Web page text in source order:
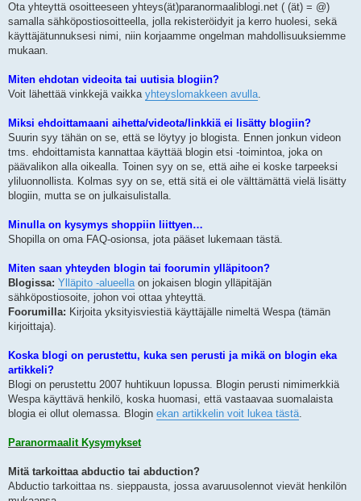
Ota yhteyttä osoitteeseen yhteys(ät)paranormaaliblogi.net ( (ät) = @)
samalla sähköpostiosoitteella, jolla rekisteröidyit ja kerro huolesi, sekä
käyttäjätunnuksesi nimi, niin korjaamme ongelman mahdollisuuksiemme
mukaan.
Miten ehdotan videoita tai uutisia blogiin?
Voit lähettää vinkkejä vaikka yhteyslomakkeen avulla.
Miksi ehdoittamaani aihetta/videota/linkkiä ei lisätty blogiin?
Suurin syy tähän on se, että se löytyy jo blogista. Ennen jonkun videon
tms. ehdoittamista kannattaa käyttää blogin etsi -toimintoa, joka on
päävalikon alla oikealla. Toinen syy on se, että aihe ei koske tarpeeksi
yliluonnollista. Kolmas syy on se, että sitä ei ole välttämättä vielä lisätty
blogiin, mutta se on julkaisulistalla.
Minulla on kysymys shoppiin liittyen…
Shopilla on oma FAQ-osionsa, jota pääset lukemaan tästä.
Miten saan yhteyden blogin tai foorumin ylläpitoon?
Blogissa: Ylläpito -alueellaon jokaisen blogin ylläpitäjän
sähköpostiosoite, johon voi ottaa yhteyttä.
Foorumilla: Kirjoita yksityisviestiä käyttäjälle nimeltä Wespa (tämän
kirjoittaja).
Koska blogi on perustettu, kuka sen perusti ja mikä on blogin eka
artikkeli?
Blogi on perustettu 2007 huhtikuun lopussa. Blogin perusti nimimerkkiä
Wespa käyttävä henkilö, koska huomasi, että vastaavaa suomalaista
blogia ei ollut olemassa. Blogin ekan artikkelin voit lukea tästä.
Paranormaalit Kysymykset
Mitä tarkoittaa abductio tai abduction?
Abductio tarkoittaa ns. sieppausta, jossa avaruusolennot vievät henkilön